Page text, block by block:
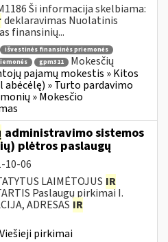
Ši informacija skelbiama:
deklaravimas Nuolatinis
finansinių...
išvestinės finansinės priemonės
gpm311
Mokesčių
pajamų mokestis » Kitos
» Turto pardavimo
» Mokesčio
administravimo sistemos
plėtros paslaugų
10-06
LAIMĖTOJUS IR
Paslaugų pirkimai I.
ADRESAS IR
Viešieji pirkimai